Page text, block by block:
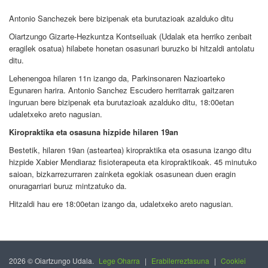
Antonio Sanchezek bere bizipenak eta burutazioak azalduko ditu
Oiartzungo Gizarte-Hezkuntza Kontseiluak (Udalak eta herriko zenbait
eragilek osatua) hilabete honetan osasunari buruzko bi hitzaldi antolatu
ditu.
Lehenengoa hilaren 11n izango da, Parkinsonaren Nazioarteko
Egunaren harira. Antonio Sanchez Escudero herritarrak gaitzaren
inguruan bere bizipenak eta burutazioak azalduko ditu, 18:00etan
udaletxeko areto nagusian.
Kiropraktika eta osasuna hizpide hilaren 19an
Bestetik, hilaren 19an (asteartea) kiropraktika eta osasuna izango ditu
hizpide Xabier Mendiaraz fisioterapeuta eta kiropraktikoak. 45 minutuko
saioan, bizkarrezurraren zainketa egokiak osasunean duen eragin
onuragarriari buruz mintzatuko da.
Hitzaldi hau ere 18:00etan izango da, udaletxeko areto nagusian.
2026 © Oiartzungo Udala. Lege Oharra | Erabilerreztasuna | Cookiei